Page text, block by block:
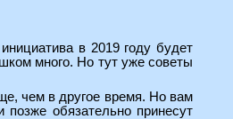
в 2019 году будет
много. Но тут уже советы
чем в другое время. Но вам
обязательно принесут